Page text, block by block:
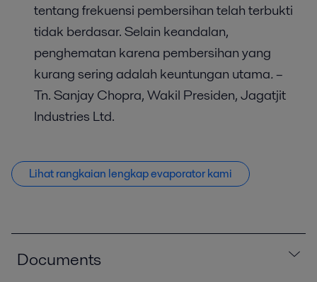
tentang frekuensi pembersihan telah terbukti
tidak berdasar. Selain keandalan,
penghematan karena pembersihan yang
kurang sering adalah keuntungan utama.–
Tn. Sanjay Chopra, Wakil Presiden, Jagatjit
Industries Ltd.
Lihat rangkaian lengkap evaporator kami
Documents